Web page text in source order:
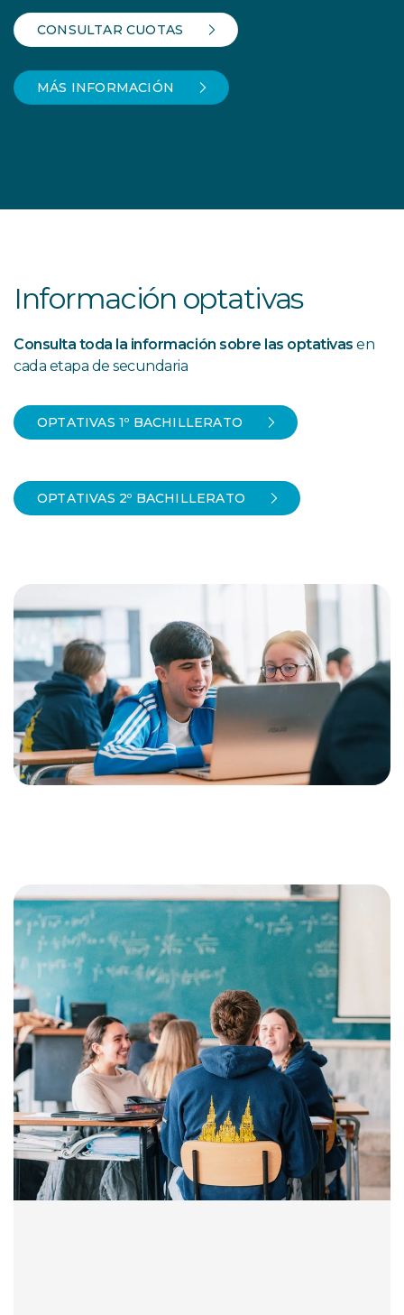
CONSULTAR CUOTAS
MÁS INFORMACIÓN
Información optativas
Consulta toda la información sobre las optativas en
cada etapa de secundaria
OPTATIVAS 1º BACHILLERATO
OPTATIVAS 2º BACHILLERATO